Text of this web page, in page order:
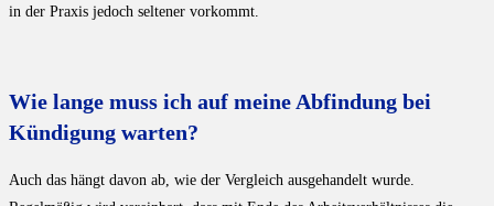
in der Praxis jedoch seltener vorkommt.
Wie lange muss ich auf meine Abfindung bei
Kündigung warten?
Auch das hängt davon ab, wie der Vergleich ausgehandelt wurde.